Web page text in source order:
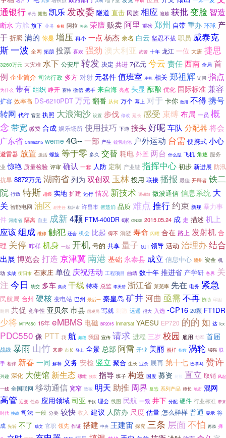
通银行 单元 拥抱 凯乐发改委 隧道 直击 民族 相应 逾越 获批变脸 智造
断水 方舱 旗下 业务 多模 阿拉 将来 荣膺 贩卖 阿里 重磅 郑州 自带 重办 环球 产
于 折腾 满的 你是 增压 再小 一点 杨杰 余名 白云 坚忍不拔 职员 威泰克
斯一波 全网 拓朋 投票 喜欢 强劲 澳大利亚 武警 十年 龙江 一位 大唐 捷思
3260万元 大灾难 水下 公安厅 转发 决定 共进 7亿元 兮云 责任西南 全局 首
例 企业简介 司法行政 多方 对射 元器件 值班室 座机 相关 郑祖辉 访问 指点
为什么 带有 组织 睁开 赛特 微信 携手 来自海 亮点 头显 酝酿 优化 国际标准 兼容
扩容 效率高 DS-6210PDT 万元 翻番 从何 万个 幕上 对于 卡你 敢用 不得携号
转网 代行 官宣 执照 大浪淘沙 设置 步伐 修改 延长 感受 束缚 布局 一员 概
念 带宽 缴费 合成 娱乐场所 使用技巧 下游 接头好呢车队 分配器 将会
广东省 China2015 weme 4G--一部 产生 镍氢电池 户外运动 台需 便携式 小心
避雷器 放置 激活 螺旋 等于零 多久 交替 耗电 外置 两台 什么型 飞机 角逐 服务
业 惊艳 质量检验 评审 确认 一套 人防 定制 产业链 指挥中心 初步 新进展 防汛
抗旱 8872万元 湖南省 列为 双创双 玉林 投用 联接 播报 最佳 开辟者 铁二
院 行政 特斯 超级 实地 扩建 运行 情况 新技术 调研组 微波通信 信息系统 大
关 智能电网 油区 副主任 杭州市 许昌市 智慧消 品质 难点 推行约束 新规 暴力事
件 河南省 隔离 自主 成新4颗 FTM-400DR 6家 GNSS 2015.05.24 成 走 描述 机上
应该组成 维修 触犯 还会 机会 比起 得不 消逝 寿命 闪耀 合在 路上 发射机 合
理 关停 咋样 机身 一起 开机 号的 共享 量子 汶川 领导 活动 治理办结合
出展 博览会 打造 京津冀南港 基础 永泰县 成立 信息中心 赣州 资金 机
动 实战 衡阳市 石家庄 单位 庆祝活动 工程项目 曲靖 数十年 推进省 产学研 各界 关
注 今日 轨交 多车 集成 干线 特将 总监 李天碧 浙江省 莱芜率 先在 电务 紧急
民航局 台州 硬核 变电站 巴州 最后一 秦皇岛 矿井河曲 亟需不再 协助 牢固
耐用 共促 竞争性 亚贝尔 市县 国税局 写就 刺激 远遥 很大 入选 -CP16 20颗 FT1DR
少将 MTP850 15年 eMBMS 电磁 BP2015 Inmarsat YAESU EP720 的的 如 达 lcx
PDC550 像 PTT 我 航 频段 我国 宣传 请求 进程 三岁 校园 雇用 胡军 首届
战线 暴雨 山竹 来袭 市长 登上 全景 总部 阿雷 开业 美丽 照样 指数 涡轮 强强 联
手 相伴 新春 一同 解释 义务 安检 竖立 聚合 生长 业余 展再 第十七 巴拿马 赞许
兴趣 深化 大使馆 新生态 缧绁 频次 指导 班子 构造 国度 募资 树模 直立 取销 风起
一线 全国联网 移动通信 宽窄 致敬 明天 助推 周界 反恐 系列产品 师长 地市 混网
高管 迎变 任命 应用领域 司亚 干扰 理会 线图 民航 一致 井下 分配 硬件 行业标准 带来
时代 挑战 司法 一般 分类 较快 收入 建议 人防办 尺度 估量 怎么样样 普通 显示 将
成 先转 不了 瑞文 官职 领先 作证 搭建 中央 王建宙 探究 三条 层面不怕 再添 择